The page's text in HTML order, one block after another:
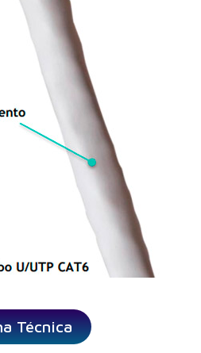
Técnica